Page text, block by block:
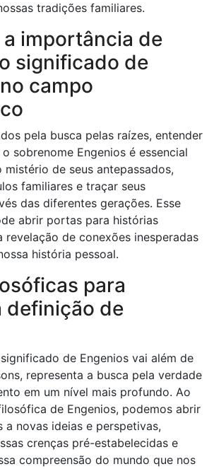
tradições familiares.
importância de
significado de
campo
pela busca pelas raízes, entender
sobrenome Engenios é essencial
mistério de seus antepassados,
familiares e traçar seus
das diferentes gerações. Esse
abrir portas para histórias
revelação de conexões inesperadas
história pessoal.
para
definição de
de Engenios vai além de
representa a busca pela verdade
em um nível mais profundo. Ao
de Engenios, podemos abrir
a novas ideias e perspetivas,
crenças pré-estabelecidas e
compreensão do mundo que nos